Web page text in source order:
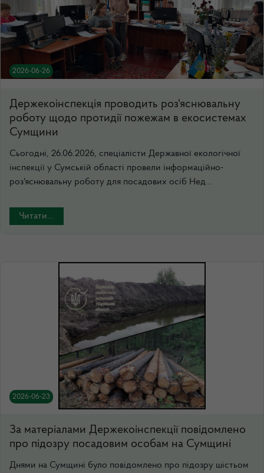
2026-06-26
Держекоінспекція проводить роз'яснювальну
роботу щодо протидії пожежам в екосистемах
Сумщини
Сьогодні, 26.06.2026, спеціалісти Державної екологічної
інспекції у Сумській області провели інформаційно-
роз'яснювальну роботу для посадових осіб Нед...
Читати...
2026-06-23
За матеріалами Держекоінспекції повідомлено
про підозру посадовим особам на Сумщині
Днями на Сумщині було повідомлено про підозру шістьом